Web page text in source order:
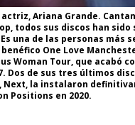
Ariana Grande.
todos sus discos han sido
una de las personas más
One Love
Woman Tour, que acabó
Dos de sus tres últimos
Next, la instalaron
Positions en 2020.